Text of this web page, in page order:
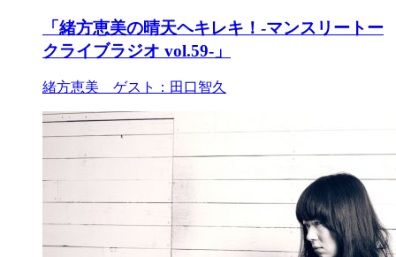
「緒方恵美の晴天ヘキレキ！-マンスリートー
クライブラジオ vol.59-」
緒方恵美 ゲスト：田口智久